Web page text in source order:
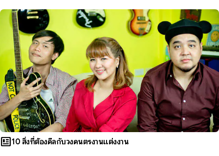
newsmode10 สิ่งที่ต้องดีลกับวงดนตรีงานแต่งงาน